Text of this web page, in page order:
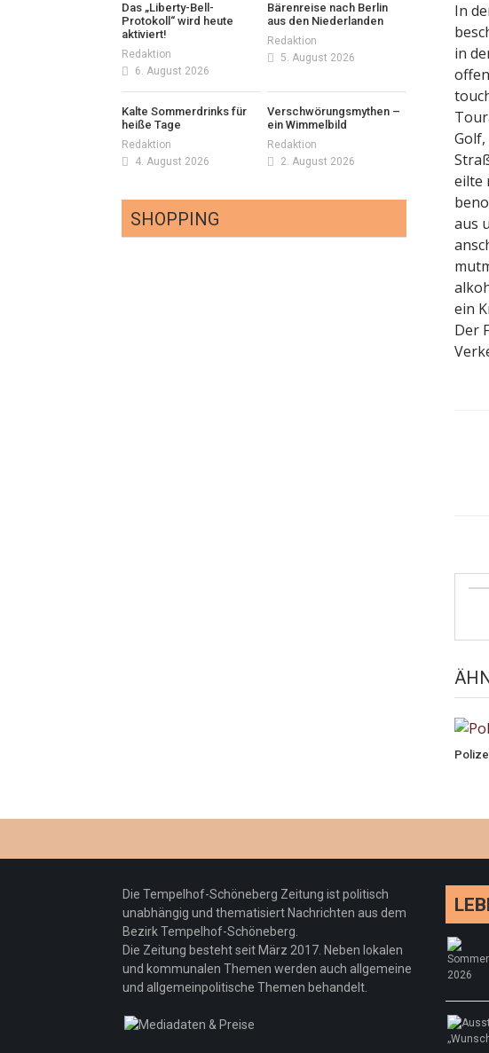
In
in
eilte
aus
ein
Der
Das „Liberty-Bell-
Protokoll“ wird heute
aktiviert!
Redaktion
6. August 2026
Bärenreise nach Berlin
aus den Niederlanden
Redaktion
5. August 2026
Kalte Sommerdrinks für
heiße Tage
Redaktion
4. August 2026
Verschwörungsmythen –
ein Wimmelbild
Redaktion
2. August 2026
SHOPPING
Die Tempelhof-Schöneberg Zeitung ist politisch
unabhängig und thematisiert Nachrichten aus dem
Bezirk Tempelhof-Schöneberg.
Die Zeitung besteht seit März 2017. Neben lokalen
und kommunalen Themen werden auch allgemeine
und allgemeinpolitische Themen behandelt.